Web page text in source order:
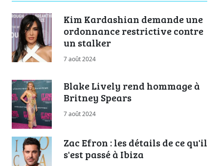
Kim Kardashian demande une
ordonnance restrictive contre
un stalker
7 août 2024
Blake Lively rend hommage à
Britney Spears
7 août 2024
Zac Efron : les détails de ce qu'il
s'est passé à Ibiza